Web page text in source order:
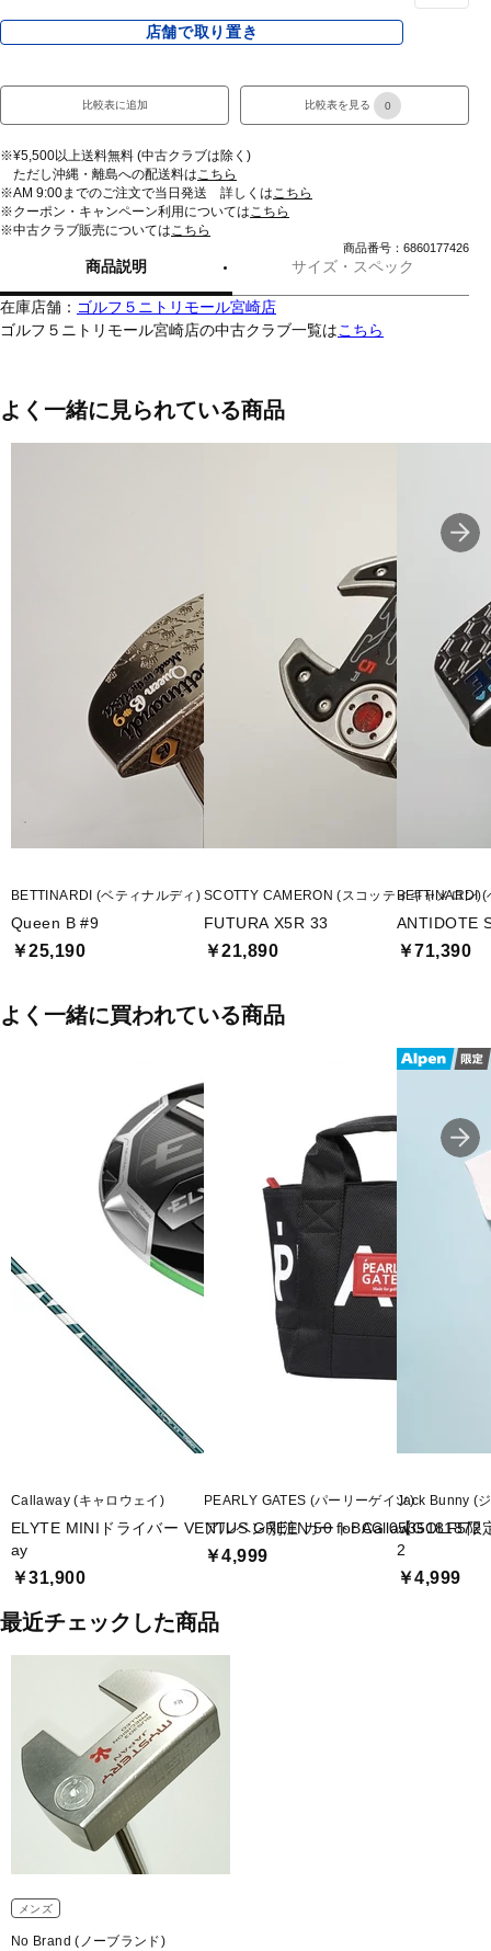
店舗で取り置き
比較表に追加 比較表を見る 0
※¥5,500以上送料無料 (中古クラブは除く)
ただし沖縄・離島への配送料はこちら
※AM 9:00までのご注文で当日発送 詳しくはこちら
※クーポン・キャンペーン利用についてはこちら
※中古クラブ販売についてはこちら
商品番号：6860177426
商品説明 サイズ・スペック
在庫店舗： ゴルフ５ニトリモール宮崎店
ゴルフ５ニトリモール宮崎店の中古クラブ一覧はこちら
よく一緒に見られている商品
BETTINARDI (ベティナルディ)
Queen B #9
￥25,190
SCOTTY CAMERON (スコッティキャメロン)
FUTURA X5R 33
￥21,890
BETTINARDI
ANTIDOTE
￥71,390
よく一緒に買われている商品
Callaway (キャロウェイ)
ELYTE MINIドライバー VENTUS GREEN 50 for Callaw
ay
￥31,900
PEARLY GATES (パーリーゲイツ)
アルペン別注 カートBAG 0535181872
￥4,999
Jack Bunny (
【GOLF5限
2
￥4,999
最近チェックした商品
メンズ
No Brand (ノーブランド)